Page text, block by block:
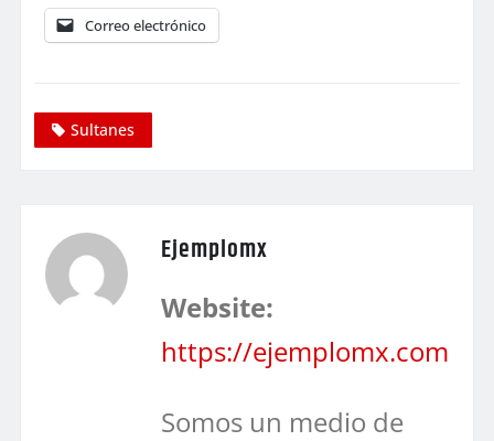
Correo electrónico
Sultanes
Ejemplomx
Website:
https://ejemplomx.com
Somos un medio de